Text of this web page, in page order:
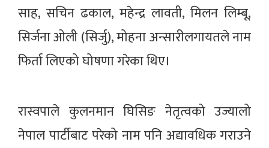
साह, सचिन ढकाल, महेन्द्र लावती, मिलन लिम्बू,
सिर्जना ओली (सिर्जु), मोहना अन्सारीलगायतले नाम
फिर्ता लिएको घोषणा गरेका थिए।
रास्वपाले कुलनमान घिसिङ नेतृत्वको उज्यालो
नेपाल पार्टीबाट परेको नाम पनि अद्यावधिक गराउने